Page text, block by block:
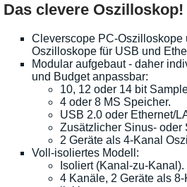
Das clevere Oszilloskop!
Cleverscope PC-
Oszilloskope für USB und
Modular aufgebaut - daher
und Budget anpassbar:
10, 12 oder 14 bit
4 oder 8 MS Speicher.
USB 2.0 oder Ethernet/
Zusätzlicher Sinus- oder
2 Geräte als 4-Kanal
Voll-isoliertes Modell:
Isoliert (Kanal-zu-
4 Kanäle, 2 Geräte als